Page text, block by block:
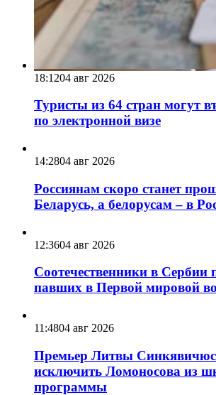
18:1204 авг 2026
Туристы из 64 стран могут
по электронной визе
14:2804 авг 2026
Россиянам скоро станет
Беларусь, а белорусам – в
12:3604 авг 2026
Соотечественники в Сербии
павших в Первой мировой
11:4804 авг 2026
Премьер Литвы
исключить Ломоносова из
программы